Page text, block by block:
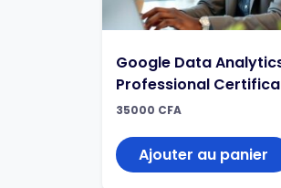
Google Data
Professional
35000 CFA
Ajouter au panier